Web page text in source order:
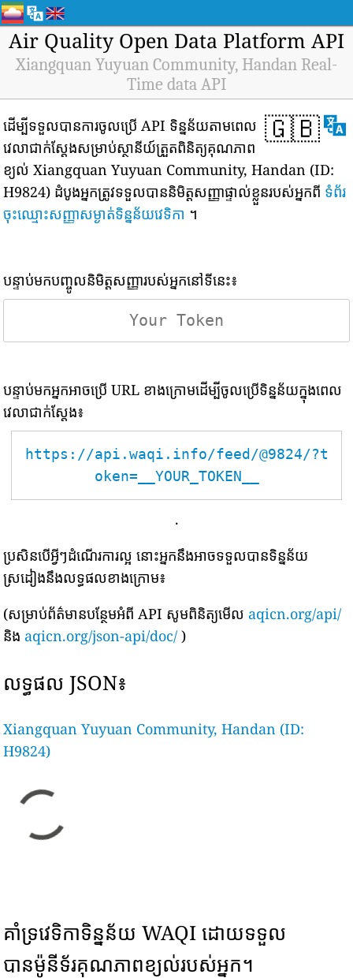
Air Quality Open Data Platform API
Xiangquan Yuyuan Community, Handan Real-
Time data API
🇬🇧
ដើម្បីទទួលបានការចូលប្រើ API ទិន្នន័យតាមពេល
វេលាជាក់ស្តែងសម្រាប់ស្ថានីយ៍ត្រួតពិនិត្យគុណភាព
ខ្យល់ Xiangquan Yuyuan Community, Handan (ID:
H9824) ដំបូងអ្នកត្រូវទទួលបាននិមិត្តសញ្ញាផ្ទាល់ខ្លួនរបស់អ្នកពី ទំព័រ
ចុះឈ្មោះសញ្ញាសម្ងាត់ទិន្នន័យវេទិកា ។
បន្ទាប់មកបញ្ចូលនិមិត្តសញ្ញារបស់អ្នកនៅទីនេះ៖
បន្ទាប់មកអ្នកអាចប្រើ URL ខាងក្រោមដើម្បីចូលប្រើទិន្នន័យក្នុងពេល
វេលាជាក់ស្តែង៖
https://api.waqi.info/feed/@9824/?t
oken=__YOUR_TOKEN__
.
ប្រសិនបើអ្វីៗដំណើរការល្អ នោះអ្នកនឹងអាចទទួលបានទិន្នន័យ
ស្រដៀងនឹងលទ្ធផលខាងក្រោម៖
(សម្រាប់ព័ត៌មានបន្ថែមអំពី API សូមពិនិត្យមើល aqicn.org/api/
និង aqicn.org/json-api/doc/ )
លទ្ធផល JSON៖
Xiangquan Yuyuan Community, Handan (ID:
H9824)
គាំទ្រវេទិកាទិន្នន័យ WAQI ដោយទទួល
បានម៉ូនីទ័រគុណភាពខ្យល់របស់អ្នក។